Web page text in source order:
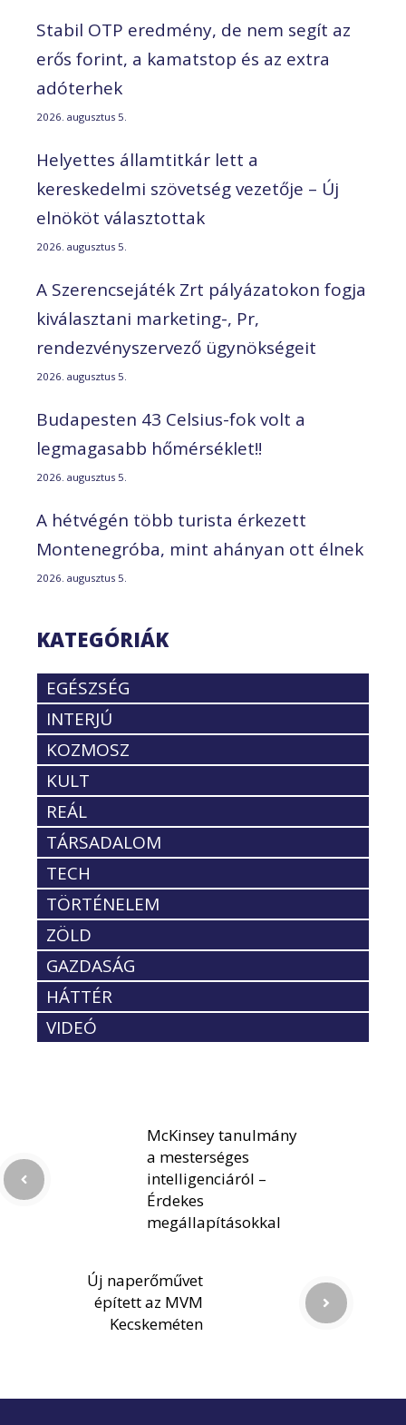
Stabil OTP eredmény, de nem segít az
erős forint, a kamatstop és az extra
adóterhek
2026. augusztus 5.
Helyettes államtitkár lett a
kereskedelmi szövetség vezetője – Új
elnököt választottak
2026. augusztus 5.
A Szerencsejáték Zrt pályázatokon fogja
kiválasztani marketing-, Pr,
rendezvényszervező ügynökségeit
2026. augusztus 5.
Budapesten 43 Celsius-fok volt a
legmagasabb hőmérséklet!!
2026. augusztus 5.
A hétvégén több turista érkezett
Montenegróba, mint ahányan ott élnek
2026. augusztus 5.
KATEGÓRIÁK
EGÉSZSÉG
INTERJÚ
KOZMOSZ
KULT
REÁL
TÁRSADALOM
TECH
TÖRTÉNELEM
ZÖLD
GAZDASÁG
HÁTTÉR
VIDEÓ
McKinsey tanulmány
a mesterséges
intelligenciáról –
Érdekes
megállapításokkal
Új naperőművet
épített az MVM
Kecskeméten